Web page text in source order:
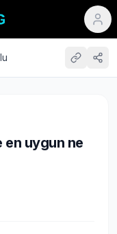
uygun ne